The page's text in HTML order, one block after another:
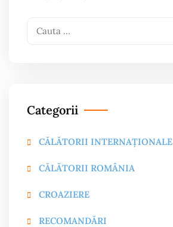
Categorii
CĂLĂTORII INTERNAȚIONALE
CĂLĂTORII ROMÂNIA
CROAZIERE
RECOMANDĂRI